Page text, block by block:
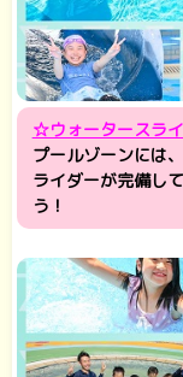
☆ウォータースラ
プールゾーンには
ライダーが完備し
う！